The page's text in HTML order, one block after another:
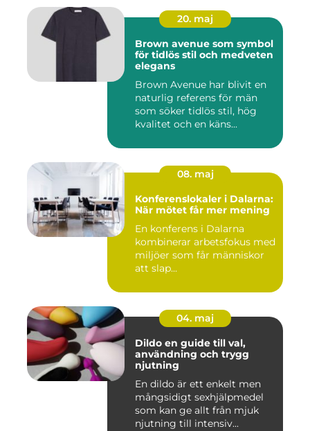
20. maj
Brown avenue som symbol
för tidlös stil och medveten
elegans
Brown Avenue har blivit en
naturlig referens för män
som söker tidlös stil, hög
kvalitet och en käns...
08. maj
Konferenslokaler i Dalarna:
När mötet får mer mening
En konferens i Dalarna
kombinerar arbetsfokus med
miljöer som får människor
att slap...
04. maj
Dildo en guide till val,
användning och trygg
njutning
En dildo är ett enkelt men
mångsidigt sexhjälpmedel
som kan ge allt från mjuk
njutning till intensiv...